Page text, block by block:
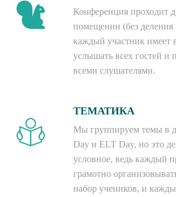
Конференция проходит
помещении (без деления
каждый участник имеет
услышать всех гостей и
всеми слушателями.
ТЕМАТИКА
Мы группируем темы в
Day и ELT Day, но это
условное, ведь каждый
грамотно
набор учеников, и